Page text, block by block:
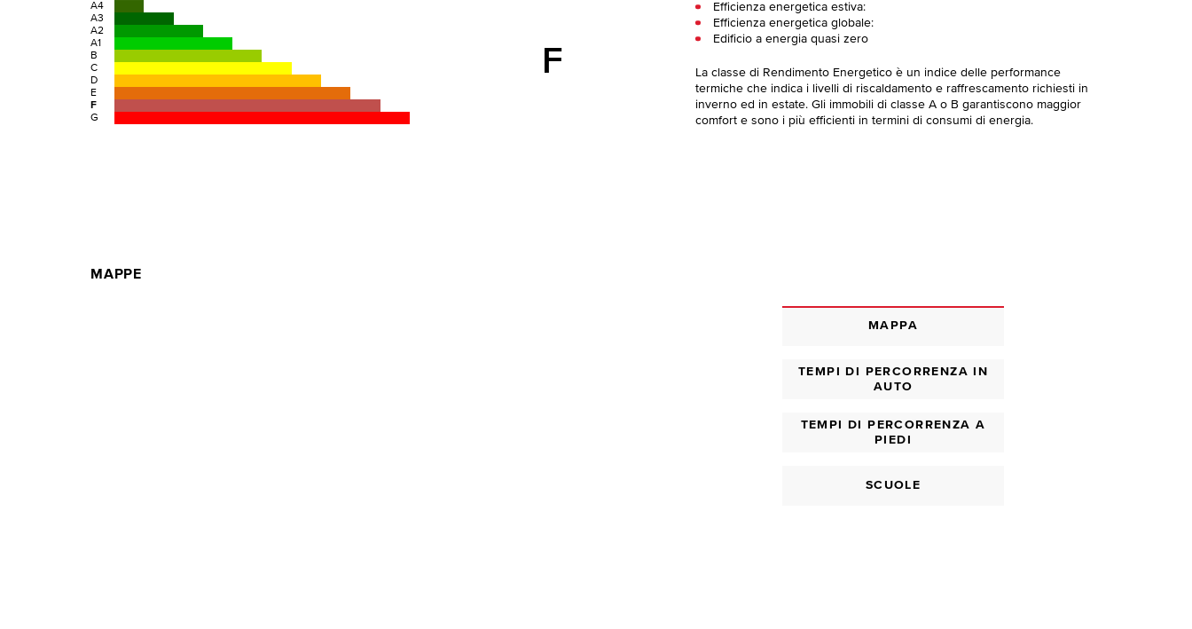
A4
A3
A2
A1
B
C
D
E
F
G
F
Efficienza energetica estiva:
Efficienza energetica globale:
Edificio a energia quasi zero
La classe di Rendimento Energetico è un indice delle performance
termiche che indica i livelli di riscaldamento e raffrescamento richiesti in
inverno ed in estate. Gli immobili di classe A o B garantiscono maggior
comfort e sono i più efficienti in termini di consumi di energia.
MAPPE
MAPPA
TEMPI DI PERCORRENZA IN
AUTO
TEMPI DI PERCORRENZA A
PIEDI
SCUOLE